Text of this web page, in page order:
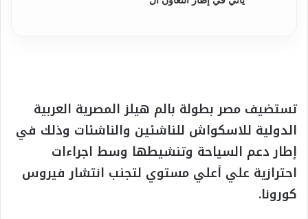
تستضيف مصر بطولة بالم هيلز المصرية العربية
الدولية للاسكواش للناشئين والناشئات وذلك في
إطار دعم السياحة وتنشيطها وسط اجراءات
احترازية علي أعلي مستوي لتجنب انتشار فيروس
كورونا.